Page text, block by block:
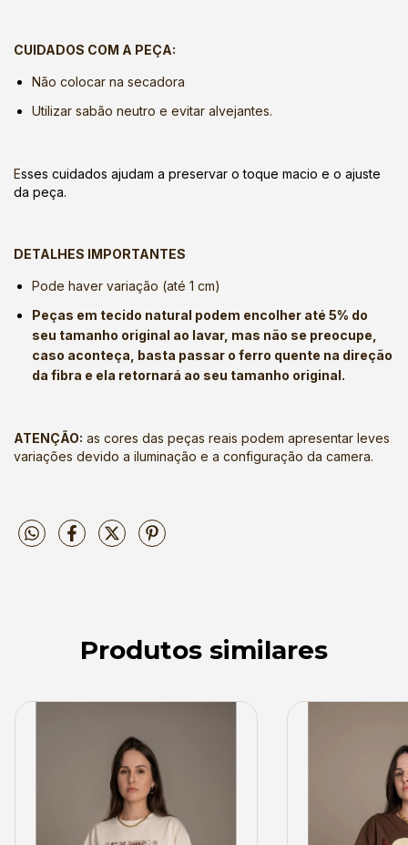
CUIDADOS COM A PEÇA:
Não colocar na secadora
Utilizar sabão neutro e evitar alvejantes.
Esses cuidados ajudam a preservar o toque macio e o ajuste
da peça.
DETALHES IMPORTANTES
Pode haver variação (até 1 cm)
Peças em tecido natural podem encolher até 5% do
seu tamanho original ao lavar, mas não se preocupe,
caso aconteça, basta passar o ferro quente na direção
da fibra e ela retornará ao seu tamanho original.
ATENÇÃO: as cores das peças reais podem apresentar leves
variações devido a iluminação e a configuração da camera.
Produtos similares